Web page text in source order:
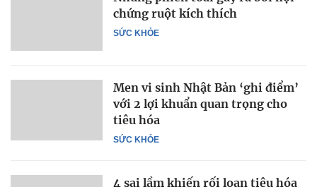
SỨC KHỎE
chứng ruột kích thích
SỨC KHỎE
Men vi sinh Nhật Bản ‘ghi điểm’
với 2 lợi khuẩn quan trọng cho
tiêu hóa
4 sai lầm khiến rối loạn tiêu hóa